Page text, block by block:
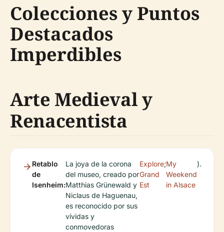
Colecciones y Puntos
Destacados
Imperdibles
Arte Medieval y
Renacentista
Retablo
de
Isenheim:
La joya de la corona
del museo, creado por
Matthias Grünewald y
Niclaus de Haguenau,
es reconocido por sus
vívidas y
conmovedoras
Explore
Grand
Est
;My
Weekend
in Alsace
).